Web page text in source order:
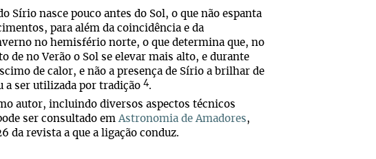
Sírio nasce pouco antes do Sol, o que não espanta
para além da coincidência e da
no hemisfério norte, o que determina que, no
de no Verão o Sol se elevar mais alto, e durante
de calor, e não a presença de Sírio a brilhar de
a ser utilizada por tradição 4.
autor, incluindo diversos aspectos técnicos
ser consultado emAstronomia de Amadores,
da revista a que a ligação conduz.